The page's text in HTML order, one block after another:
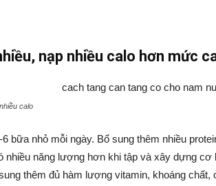
nạp nhiều calo hơn mức
calo
6 bữa nhỏ mỗi ngày. Bổ sung thêm nhiều
nhiều năng lượng hơn khi tập và xây dựng
thêm đủ hàm lượng vitamin, khoáng